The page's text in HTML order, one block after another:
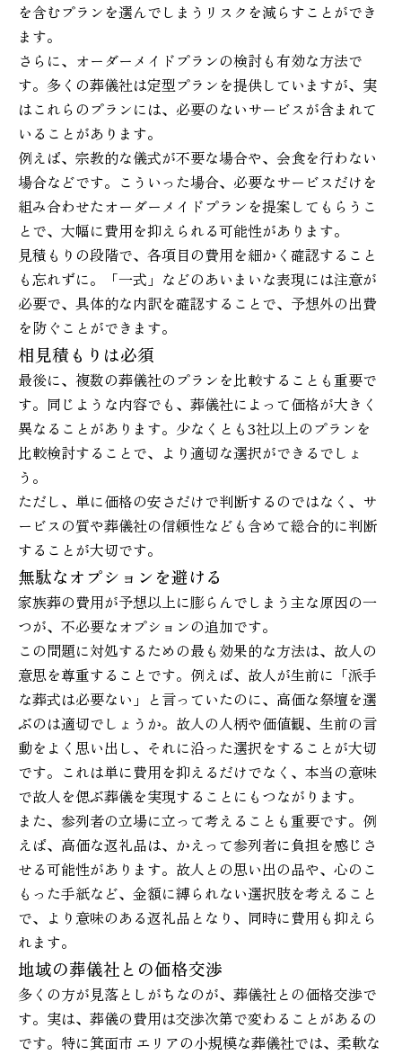
を含むプランを選んでしまうリスクを減らすことができ
ます。
さらに、オーダーメイドプランの検討も有効な方法で
す。多くの葬儀社は定型プランを提供していますが、実
はこれらのプランには、必要のないサービスが含まれて
いることがあります。
例えば、宗教的な儀式が不要な場合や、会食を行わない
場合などです。こういった場合、必要なサービスだけを
組み合わせたオーダーメイドプランを提案してもらうこ
とで、大幅に費用を抑えられる可能性があります。
見積もりの段階で、各項目の費用を細かく確認すること
も忘れずに。「一式」などのあいまいな表現には注意が
必要で、具体的な内訳を確認することで、予想外の出費
を防ぐことができます。
相見積もりは必須
最後に、複数の葬儀社のプランを比較することも重要で
す。同じような内容でも、葬儀社によって価格が大きく
異なることがあります。少なくとも3社以上のプランを
比較検討することで、より適切な選択ができるでしょ
う。
ただし、単に価格の安さだけで判断するのではなく、サ
ービスの質や葬儀社の信頼性なども含めて総合的に判断
することが大切です。
無駄なオプションを避ける
家族葬の費用が予想以上に膨らんでしまう主な原因の一
つが、不必要なオプションの追加です。
この問題に対処するための最も効果的な方法は、故人の
意思を尊重することです。例えば、故人が生前に「派手
な葬式は必要ない」と言っていたのに、高価な祭壇を選
ぶのは適切でしょうか。故人の人柄や価値観、生前の言
動をよく思い出し、それに沿った選択をすることが大切
です。これは単に費用を抑えるだけでなく、本当の意味
で故人を偲ぶ葬儀を実現することにもつながります。
また、参列者の立場に立って考えることも重要です。例
えば、高価な返礼品は、かえって参列者に負担を感じさ
せる可能性があります。故人との思い出の品や、心のこ
もった手紙など、金額に縛られない選択肢を考えること
で、より意味のある返礼品となり、同時に費用も抑えら
れます。
地域の葬儀社との価格交渉
多くの方が見落としがちなのが、葬儀社との価格交渉で
す。実は、葬儀の費用は交渉次第で変わることがあるの
です。特に箕面市 エリアの小規模な葬儀社では、柔軟な